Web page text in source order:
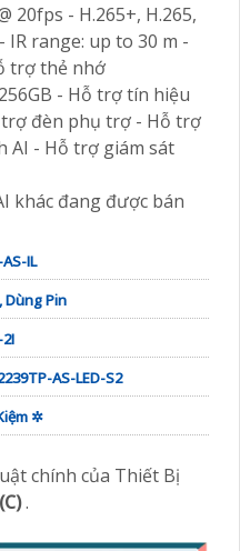
20fps - H.265+, H.265,
IR range: up to 30 m -
trợ thẻ nhớ
- Hỗ trợ tín hiệu
đèn phụ trợ - Hỗ trợ
AI - Hỗ trợ giám sát
khác đang được bán
IL
Dùng Pin
AS-LED-S2
✲
chính của Thiết Bị
.